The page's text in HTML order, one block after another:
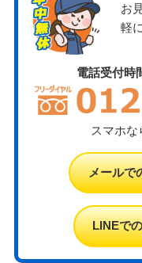
お
軽
電話受付時
スマホな
メールで
LINEで